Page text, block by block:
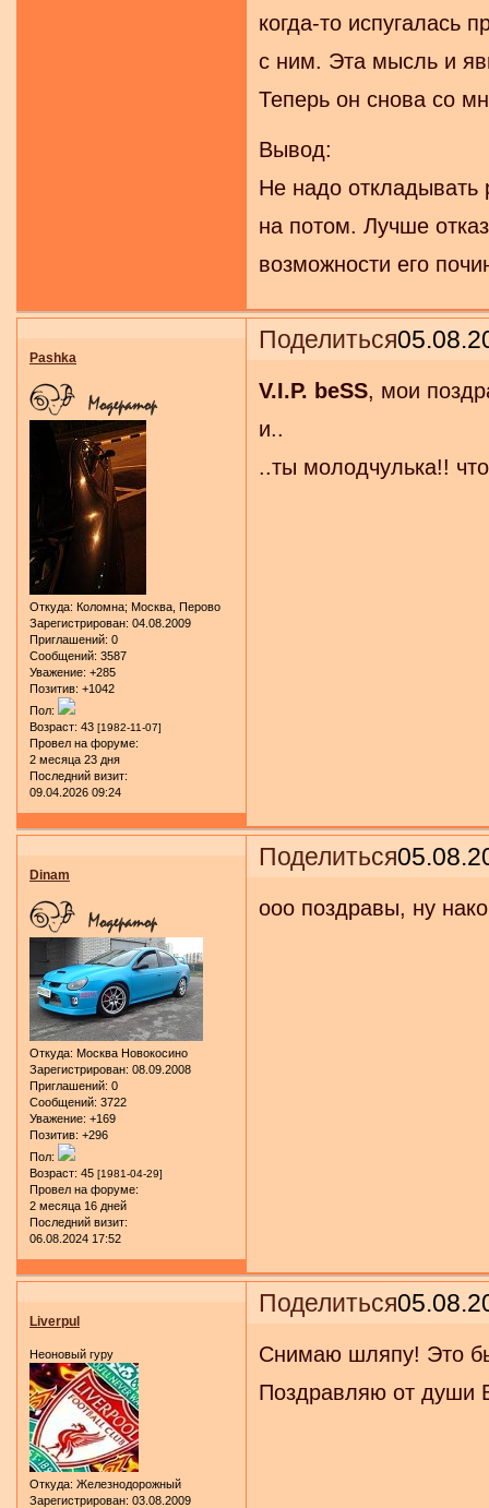
когда-то испугалась
с ним. Эта мысль и
Теперь он снова со
Вывод:
Не надо
на потом. Лучше
возможности его
Поделиться
Pashka
Откуда: Коломна; Москва, Перово
Зарегистрирован: 04.08.2009
Приглашений: 0
Сообщений: 3587
Уважение: +285
Позитив: +1042
Пол:
Возраст: 43 [1982-11-07]
Провел на форуме:
2 месяца 23 дня
Последний визит:
09.04.2026 09:24
V.I.P. beSS, мои
и..
..ты молодчулька!!
Поделиться
Dinam
Откуда: Москва Новокосино
Зарегистрирован: 08.09.2008
Приглашений: 0
Сообщений: 3722
Уважение: +169
Позитив: +296
Пол:
Возраст: 45 [1981-04-29]
Провел на форуме:
2 месяца 16 дней
Последний визит:
06.08.2024 17:52
ооо поздравы, ну
Поделиться
Liverpul
Неоновый гуру
Откуда: Железнодорожный
Зарегистрирован: 03.08.2009
Снимаю шляпу! Это
Поздравляю от души